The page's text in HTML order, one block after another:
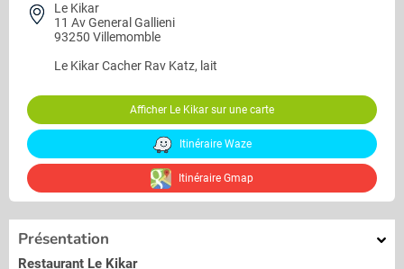
Le Kikar
11 Av General Gallieni
93250 Villemomble
Le KikarCacher Rav Katz, lait
Afficher Le Kikar sur une carte
Itinéraire Waze
Itinéraire Gmap
Présentation
Restaurant Le Kikar